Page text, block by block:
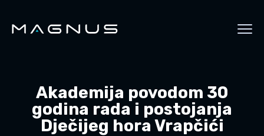
Akademija povodom 30
godina rada i postojanja
Dječijeg hora Vrapčići